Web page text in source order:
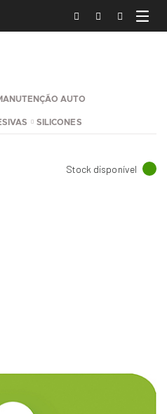
AUTO
SILICONES
Stock disponível